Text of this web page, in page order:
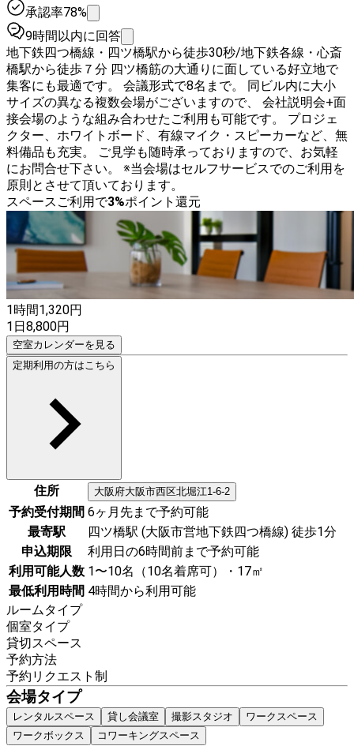
承認率78%
9時間以内に回答
地下鉄四つ橋線・四ツ橋駅から徒歩30秒/地下鉄各線・心斎
橋駅から徒歩７分 四ツ橋筋の大通りに面している好立地で
集客にも最適です。 会議形式で8名まで。 同ビル内に大小
サイズの異なる複数会場がございますので、 会社説明会+面
接会場のような組み合わせたご利用も可能です。 プロジェ
クター、ホワイトボード、有線マイク・スピーカーなど、無
料備品も充実。 ご見学も随時承っておりますので、お気軽
にお問合せ下さい。 ※当会場はセルフサービスでのご利用を
原則とさせて頂いております。
スペースご利用で3%ポイント還元
1時間1,320円
1日8,800円
空室カレンダーを見る
定期利用の方はこちら
住所 大阪府大阪市西区北堀江1-6-2
予約受付期間 6ヶ月先まで予約可能
最寄駅
四ツ橋駅 (大阪市営地下鉄四つ橋線) 徒歩1分
申込期限
利用日の6時間前まで予約可能
利用可能人数 1〜10名（10名着席可）・17㎡
最低利用時間 4時間から利用可能
ルームタイプ
個室タイプ
貸切スペース
予約方法
予約リクエスト制
会場タイプ
レンタルスペース 貸し会議室 撮影スタジオ
ワークスペース
ワークボックス
コワーキングスペース